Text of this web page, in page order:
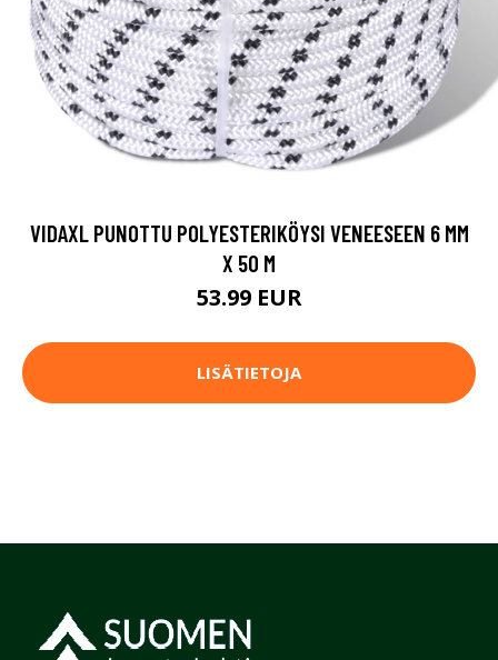
VIDAXL PUNOTTU POLYESTERIKÖYSI VENEESEEN 6 MM
X 50 M
53.99 EUR
LISÄTIETOJA